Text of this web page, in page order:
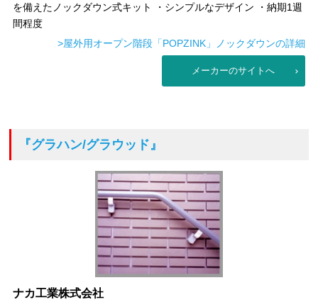
を備えたノックダウン式キット ・シンプルなデザイン ・納期1週
間程度
>屋外用オープン階段「POPZINK」ノックダウンの詳細
メーカーのサイトへ
『グラハン/グラウッド』
ナカ工業株式会社